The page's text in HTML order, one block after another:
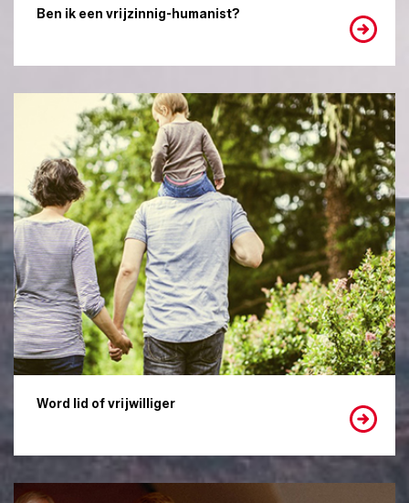
Ben ik een vrijzinnig-humanist?
Word lid of vrijwilliger